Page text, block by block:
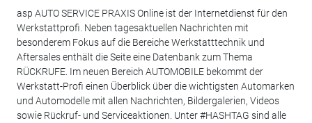
asp AUTO SERVICE PRAXIS Online ist der Internetdienst für den
Werkstattprofi. Neben tagesaktuellen Nachrichten mit
besonderem Fokus auf die Bereiche Werkstatttechnik und
Aftersales enthält die Seite eine Datenbank zum Thema
RÜCKRUFE. Im neuen Bereich AUTOMOBILE bekommt der
Werkstatt-Profi einen Überblick über die wichtigsten Automarken
und Automodelle mit allen Nachrichten, Bildergalerien, Videos
sowie Rückruf- und Serviceaktionen. Unter #HASHTAG sind alle